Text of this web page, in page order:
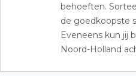
behoeften.
de goedkoopste
Eveneens kun jij
Noord-Holland